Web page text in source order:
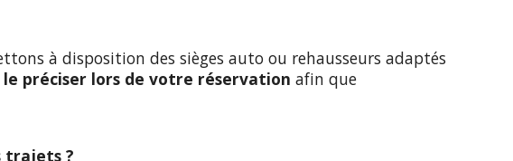
à disposition des sièges auto ou rehausseurs adaptés
préciser lors de votre réservation afin que
trajets ?